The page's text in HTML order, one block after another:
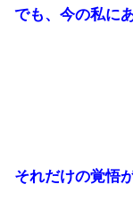
でも、今の私に
それだけの覚悟が